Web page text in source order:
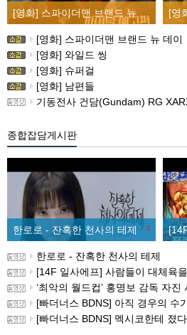
[영
[영화] 스파이더맨 브랜드 뉴 데이
[영화] 와일드 씽
[영화] 슈퍼걸
[영화] 남편들
기동전사 건담(Gundam) RG
종합잡담게시판
5
한로로 - 잔혹한 천사의 테제 [14F
한로로 - 잔혹한 천사의 테제
[14F 일사에프] 사람들이 대체육
‘최악의 월드컵’ 홍명보 감독 자진
[빠더너스 BDNS] 아직 경우의 수가 남아있다!!
[빠더너스 BDNS] 멕시코한테 졌